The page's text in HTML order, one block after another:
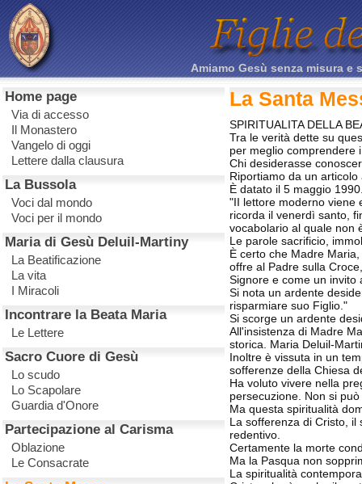
Amiamo Gesù senza misura
Home page
Via di accesso
Il Monastero
Vangelo di oggi
Lettere dalla clausura
La Bussola
Voci dal mondo
Voci per il mondo
Maria di Gesù Deluil-Martiny
La Beatificazione
La vita
I Miracoli
Incontrare la Beata Maria
Le Lettere
Sacro Cuore di Gesù
Lo scudo
Lo Scapolare
Guardia d'Onore
Partecipazione al Carisma
Oblazione
Le Consacrate
La Santa
SPIRITUALITA DELLA
Tra le verità dette su
per meglio comprendere
Chi desiderasse
Riportiamo da un
È datato il 5 maggio
"II lettore moderno viene
ricorda il venerdì santo,
vocabolario al quale non
Le parole sacrificio,
È certo che Madre
offre al Padre sulla
Signore e come un invito
Si nota un ardente
risparmiare suo Figlio."
Si scorge un ardente
All'insistenza di Madre
storica. Maria Deluil-
Inoltre è vissuta in un
sofferenze della Chiesa
Ha voluto vivere nella
persecuzione. Non si
Ma questa spiritualità
La sofferenza di Cristo, il
redentivo.
Certamente la morte
Ma la Pasqua non
La spiritualità